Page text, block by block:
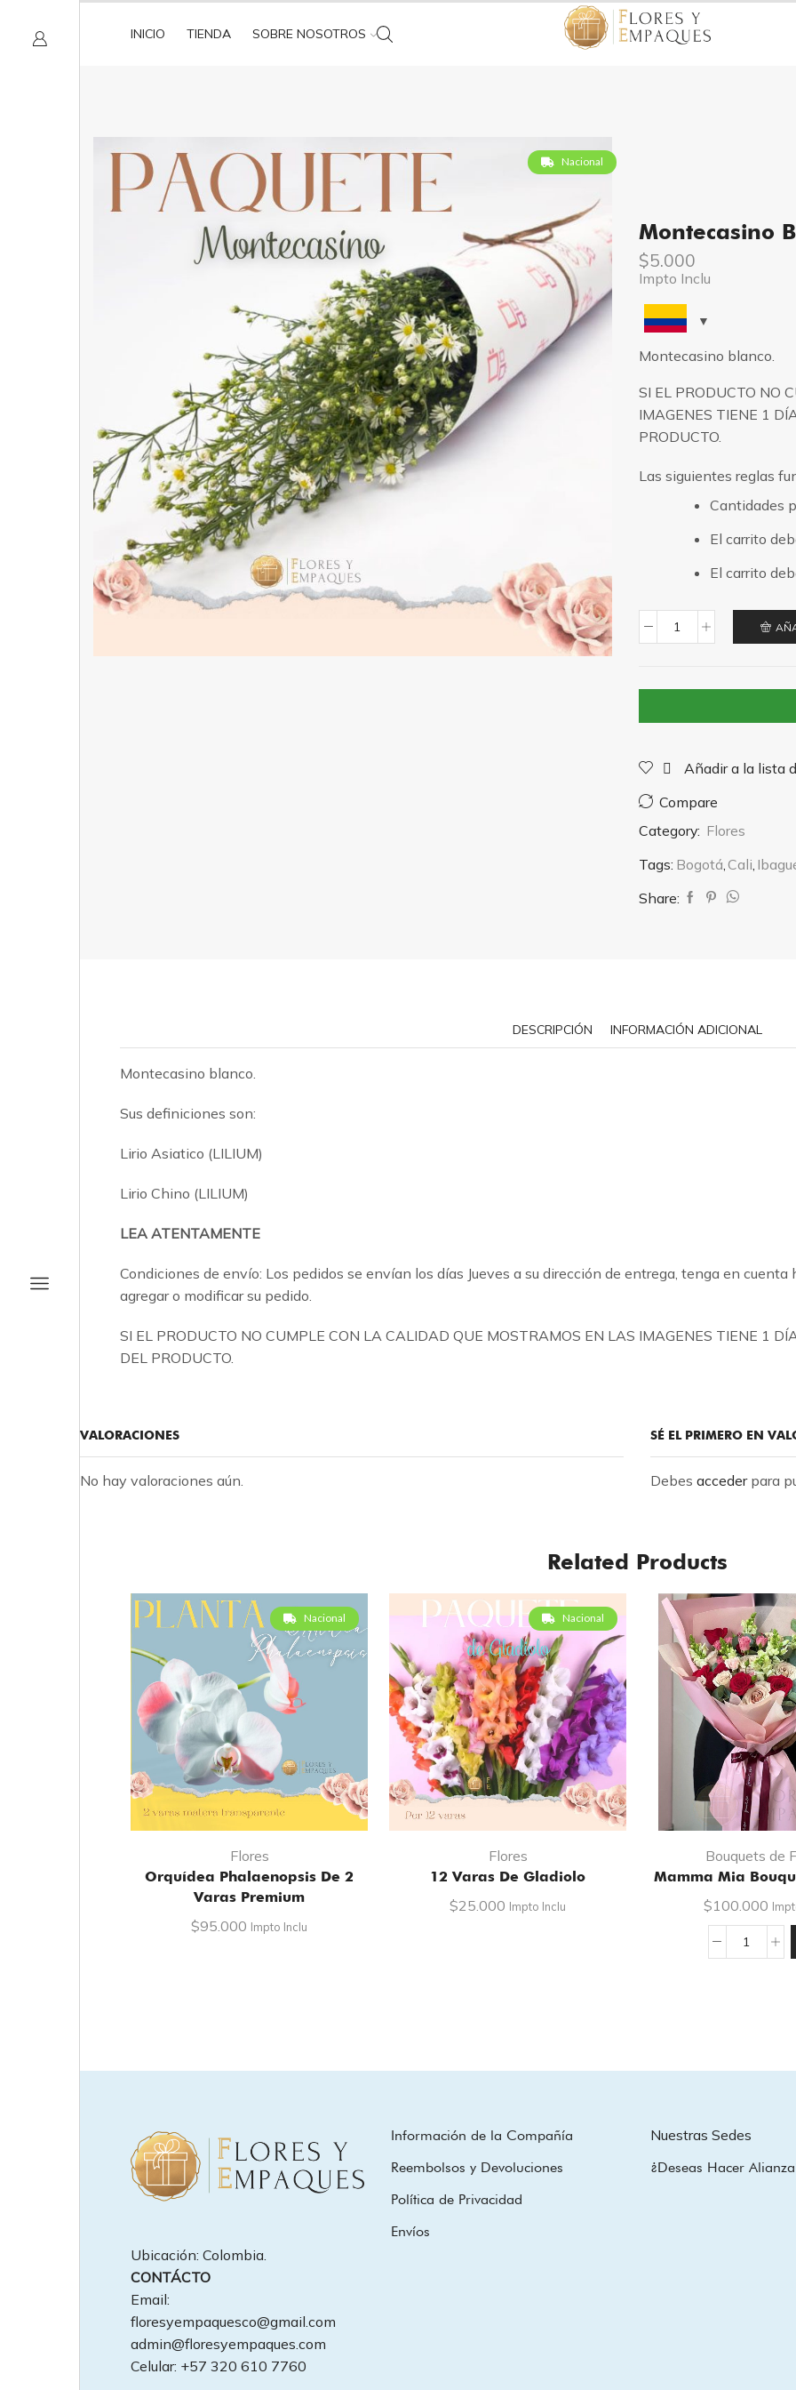
INICIO TIENDA SOBRE NOSOTROS
Nacional
Montecasino
$5.000
Impto Inclu
Montecasino blanco.
SI EL PRODUCTO NO
IMAGENES TIENE 1
PRODUCTO.
Las siguientes reglas
Cantidades
El carrito
El carrito
cantidad
Añadir a la lista
Compare
Category: Flores
Tags: Bogotá Cali
Share:
DESCRIPCIÓN INFORMACIÓN ADICIONAL
Montecasino blanco.
Sus definiciones son:
Lirio Asiatico (LILIUM)
Lirio Chino (LILIUM)
LEA ATENTAMENTE
Condiciones de envío: Los pedidos se envían los días Jueves a su dirección de entrega, tenga en
agregar o modificar su pedido.
SI EL PRODUCTO NO CUMPLE CON LA CALIDAD QUE MOSTRAMOS EN LAS IMAGENES TIENE 1
DEL PRODUCTO.
VALORACIONES
No hay valoraciones aún.
SÉ EL PRIMERO EN
Debes accederpara
Related Products
Nacional
Flores
Orquídea Phalaenopsis De 2
Varas Premium
$95.000 Impto Inclu
Nacional
Flores
12 Varas De Gladiolo
$25.000 Impto Inclu
Bouquets de
Mamma Mia
$100.000
Mamma
Ubicación: Colombia.
CONTÁCTO
Email:
floresyempaquesco@gmail.com
admin@floresyempaques.com
Celular: +57 320 610 7760
Información de la Compañía
Reembolsos y Devoluciones
Política de Privacidad
Envíos
Nuestras Sedes
¿Deseas Hacer